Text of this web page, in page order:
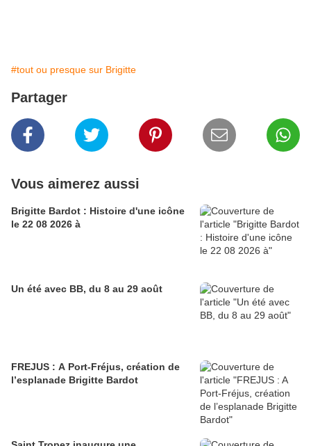
#tout ou presque sur Brigitte
Partager
Vous aimerez aussi
Brigitte Bardot : Histoire d'une icône
le 22 08 2026 à
Un été avec BB, du 8 au 29 août
FREJUS : A Port-Fréjus, création de
l’esplanade Brigitte Bardot